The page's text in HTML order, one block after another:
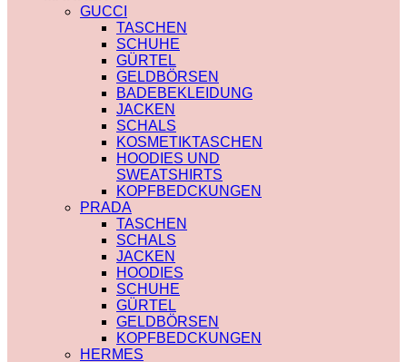
SAINT LAURENT
VERSACE
SCHALS
CHLOE
FENDI
GUCCI
LOUIS VUITTON
PRADA
SAINT LAURENT
SCHULTERRIEMEN
DIOR
LOUIS VUITTON
STRUMPFHOSEN
GUCCI
KOSMETIKTASCHEN
GUCCI
LOUIS VUITTON
SAINT LAURENT
TRENCHCOAT
BURBERRY
PRADA
SOCKEN
GUCCI
SHORTS
BURBERRY
POLO
BURBERRY
CHLOE
GUCCI
MONCLER
HOODIES UND
SWEATSHIRTS
AMI PARIS
BURBERRY
FENDI
GUCCI
LOUIS VUITTON
MIU MIU
PRADA
SAINT LAURENT
GUCCI
TASCHEN
SCHUHE
GÜRTEL
GELDBÖRSEN
BADEBEKLEIDUNG
JACKEN
SCHALS
KOSMETIKTASCHEN
HOODIES UND
SWEATSHIRTS
KOPFBEDCKUNGEN
PRADA
TASCHEN
SCHALS
JACKEN
HOODIES
SCHUHE
GÜRTEL
GELDBÖRSEN
KOPFBEDCKUNGEN
HERMES